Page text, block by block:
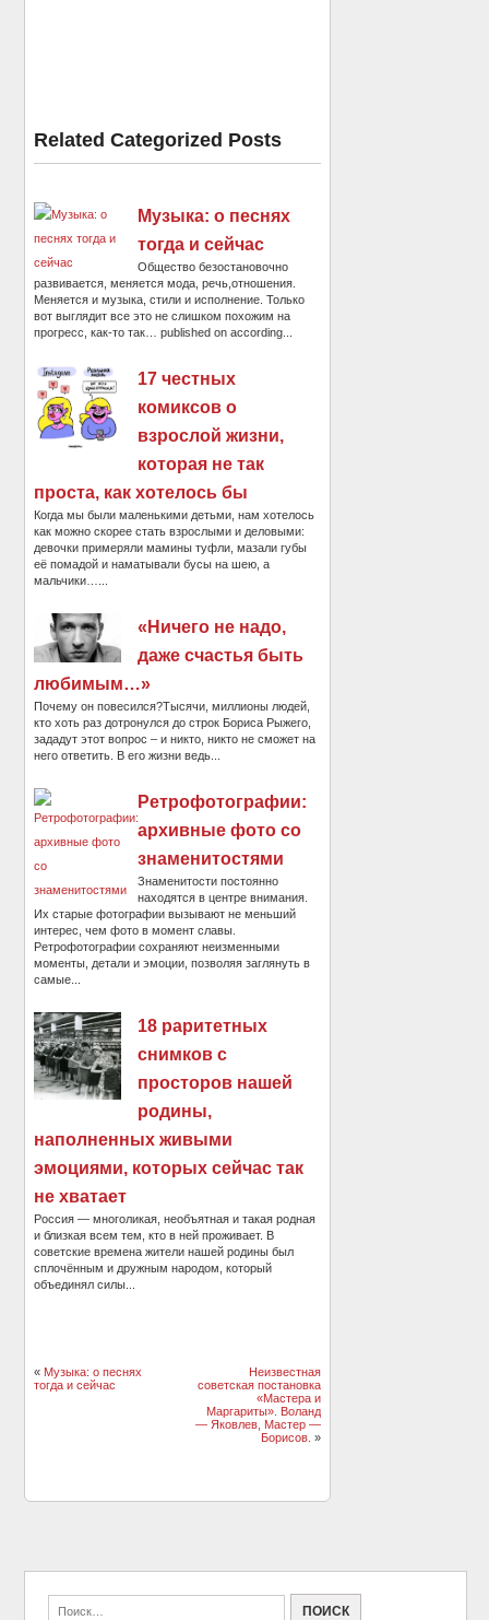
Related Categorized Posts
Музыка: о песнях
тогда и сейчас
Общество безостановочно
развивается, меняется мода, речь,отношения.
Меняется и музыка, стили и исполнение. Только
вот выглядит все это не слишком похожим на
прогресс, как-то так… published on according...
17 честных
комиксов о
взрослой жизни,
которая не так
проста, как хотелось бы
Когда мы были маленькими детьми, нам хотелось
как можно скорее стать взрослыми и деловыми:
девочки примеряли мамины туфли, мазали губы
её помадой и наматывали бусы на шею, а
мальчики…...
«Ничего не надо,
даже счастья быть
любимым…»
Почему он повесился?Тысячи, миллионы людей,
кто хоть раз дотронулся до строк Бориса Рыжего,
зададут этот вопрос – и никто, никто не сможет на
него ответить. В его жизни ведь...
Ретрофотографии:
архивные фото со
знаменитостями
Знаменитости постоянно
находятся в центре внимания.
Их старые фотографии вызывают не меньший
интерес, чем фото в момент славы.
Ретрофотографии сохраняют неизменными
моменты, детали и эмоции, позволяя заглянуть в
самые...
18 раритетных
снимков с
просторов нашей
родины,
наполненных живыми
эмоциями, которых сейчас так
не хватает
Россия — многоликая, необъятная и такая родная
и близкая всем тем, кто в ней проживает. В
советские времена жители нашей родины был
сплочённым и дружным народом, который
объединял силы...
« Музыка: о песнях
тогда и сейчас
Неизвестная
советская постановка
«Мастера и
Маргариты». Воланд
— Яковлев, Мастер —
Борисов. »